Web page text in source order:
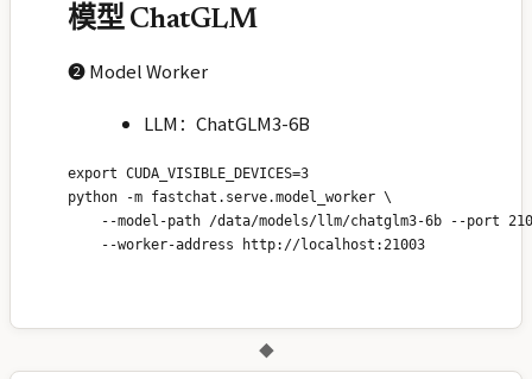
模型 ChatGLM
❷ Model Worker
LLM：ChatGLM3-6B
export CUDA_VISIBLE_DEVICES=3
python -m fastchat.serve.model_worker \
--model-path /data/models/llm/chatglm3-6b --port
◆